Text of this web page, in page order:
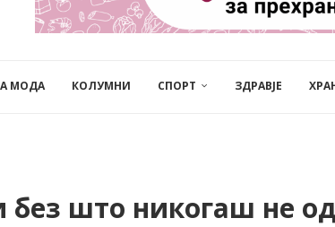
МОДА КОЛУМНИ СПОРТ ЗДРАВЈЕ
без што никогаш не